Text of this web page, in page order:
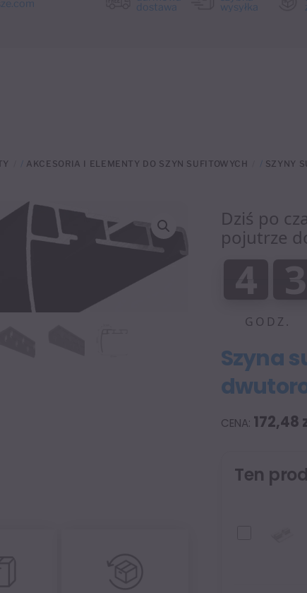
dostawa wysyłka
/ AKCESORIA I ELEMENTY DO SZYN SUFITOWYCH / SZYNY
Dziś po
pojutrze
4
0
4 0
GODZ.
Szyna
172,48
Ten